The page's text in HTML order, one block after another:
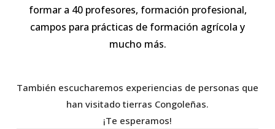
formar a 40 profesores, formación profesional,
campos para prácticas de formación agrícola y
mucho más.
También escucharemos experiencias de personas que
han visitado tierras Congoleñas.
¡Te esperamos!